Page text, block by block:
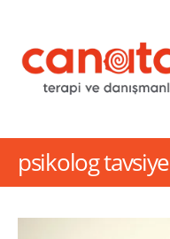
psikolog tavsiye